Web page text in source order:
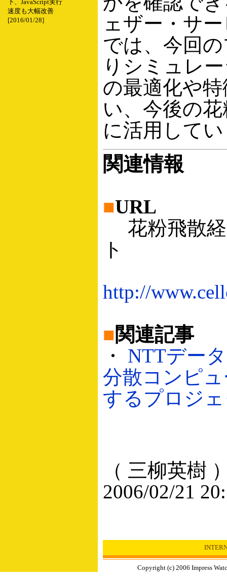
下、JavaScript実行
速度も大幅改善
[2016/01/28]
ェザー・サ
では、今回
りシミュレ
の最適化や
い、今後の
に活用して
関連情報
■URL
花粉飛散経
ト
http://
■関連記事
・ NTTデー
分散コンピ
するプロジ
（ 三柳英樹
2006/02/21
Copyright (c) 2006 Impress